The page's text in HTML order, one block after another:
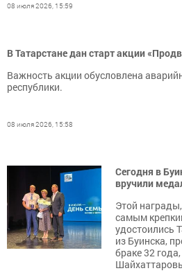
08 июля 2026, 15:59
В Татарстане дан старт акции
Важность акции обусловлена
республики.
08 июля 2026, 15:58
Сегодня в
вручили
Этой
самым
удостоились
из Буинска,
браке 32